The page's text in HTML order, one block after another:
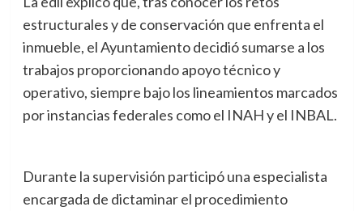
estructurales y de conservación que enfrenta el
inmueble, el Ayuntamiento decidió sumarse a los
trabajos proporcionando apoyo técnico y
operativo, siempre bajo los lineamientos marcados
por instancias federales como el INAH y el INBAL.
Durante la supervisión participó una especialista
encargada de dictaminar el procedimiento